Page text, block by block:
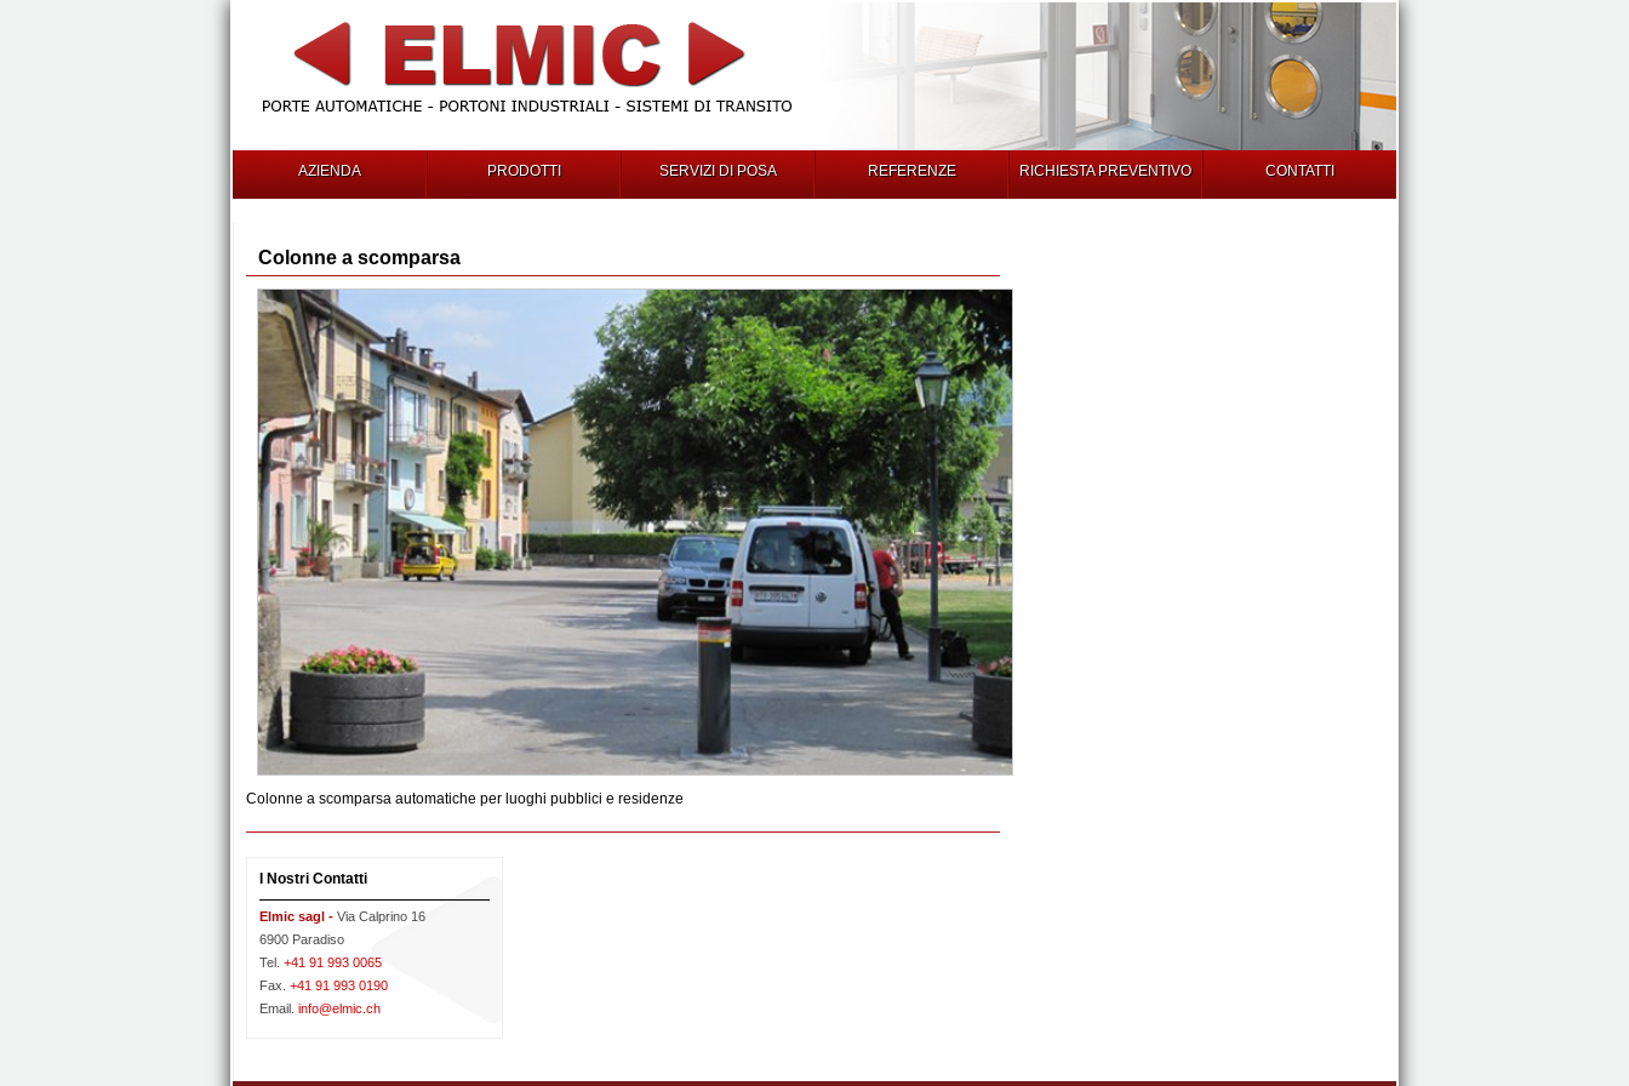
AZIENDA PRODOTTI SERVIZI DI POSA REFERENZE RICHIESTA PREVENTIVO CONTATTI
Colonne a scomparsa
Colonne a scomparsa automatiche per luoghi pubblici e residenze
I Nostri Contatti
Elmic sagl - Via Calprino 16
6900 Paradiso
Tel. +41 91 993 0065
Fax. +41 91 993 0190
Email. info@elmic.ch